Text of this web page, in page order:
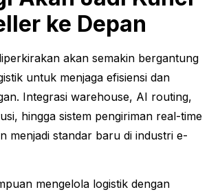
ke Depan
akan semakin bergantung
untuk menjaga efisiensi dan
Integrasi warehouse, AI routing,
hingga sistem pengiriman real-time
menjadi standar baru di industri e-
mengelola logistik dengan